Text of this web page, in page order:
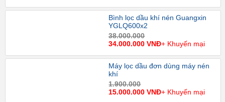
Bình lọc dầu khí nén Guangxin
YGLQ600x2
38.000.000
34.000.000 VNĐ+ Khuyến mại
Máy lọc dầu đơn dùng máy nén
khí
1.900.000
15.000.000 VNĐ+ Khuyến mại